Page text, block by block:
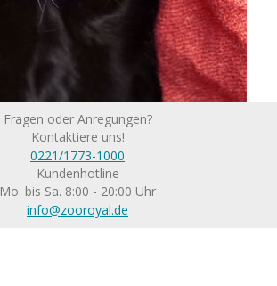
Fragen oder Anregungen?
Kontaktiere uns!
0221/1773-1000
Kundenhotline
Mo. bis Sa. 8:00 - 20:00 Uhr
info@zooroyal.de